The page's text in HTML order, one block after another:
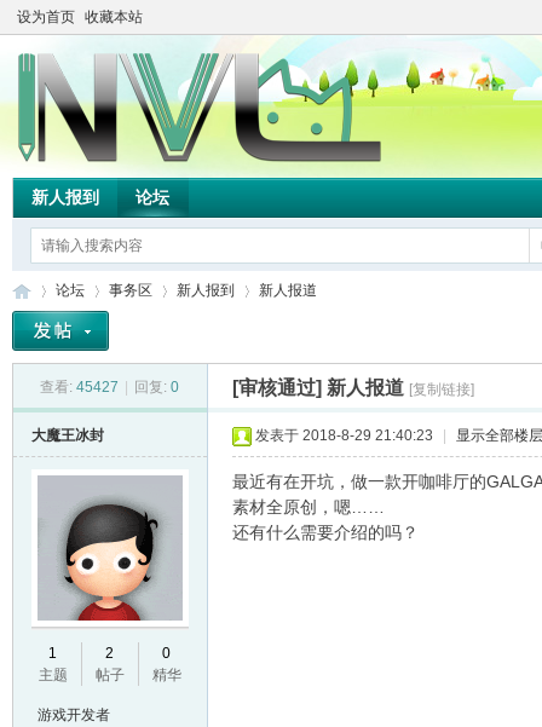
设为首页 收藏本站
新人报到 论坛
论坛
›
事务区
›
新人报到
›
新人报道
查看: 45427 回复: 0 [审核通过] 新人报道 [复制链接]
大魔王冰封
1
主题
2
帖子
0
精华
游戏开发者
发表于 2018-8-29 21:40:23 显示全部楼层
最近有在开坑，做一款开咖啡厅的
素材全原创，嗯……
还有什么需要介绍的吗？